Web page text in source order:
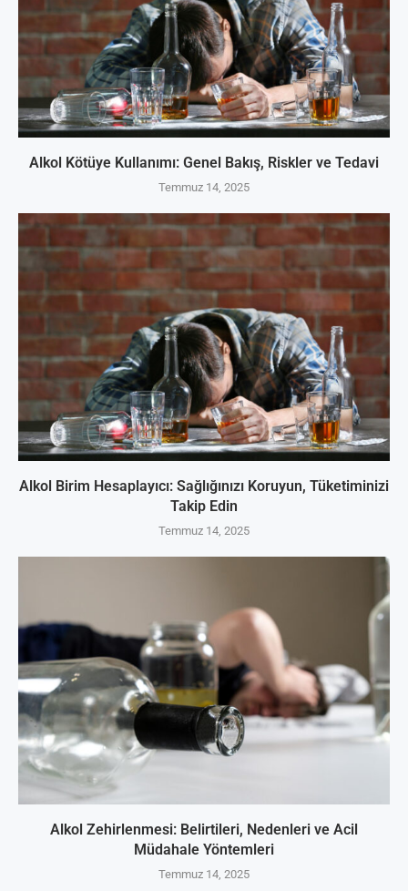
Alkol Kötüye Kullanımı: Genel Bakış, Riskler ve Tedavi
Temmuz 14, 2025
Alkol Birim Hesaplayıcı: Sağlığınızı Koruyun, Tüketiminizi
Takip Edin
Temmuz 14, 2025
Alkol Zehirlenmesi: Belirtileri, Nedenleri ve Acil
Müdahale Yöntemleri
Temmuz 14, 2025